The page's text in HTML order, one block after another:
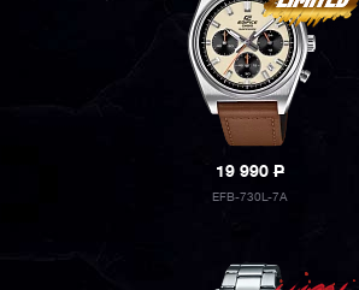
19 990P
EFB-730L-7A